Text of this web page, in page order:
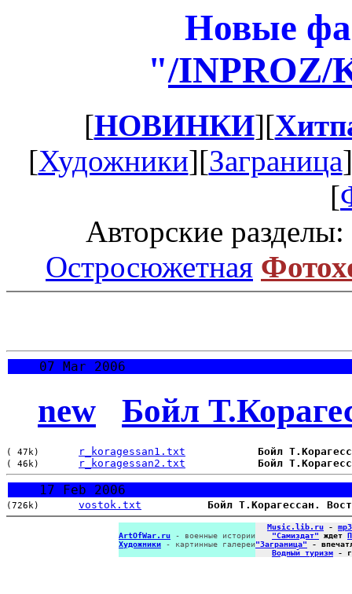
Новые
"/INPROZ/
[НОВИНКИ][
[Художники][Заграница
[
Авторские разделы:
Остросюжетная
07 Mar 2006
new Бойл
( 47k) r_koragessan1.txt Бойл
( 46k) r_koragessan2.txt Бойл
17 Feb 2006
(726k) vostok.txt Бойл Т.Корагессан.
ArtOfWar.ru - военные истории
Художники - картинные галереи
Music.lib.ru - mp3
"Самиздат" ждет
"Заграница" -
Водный туризм -